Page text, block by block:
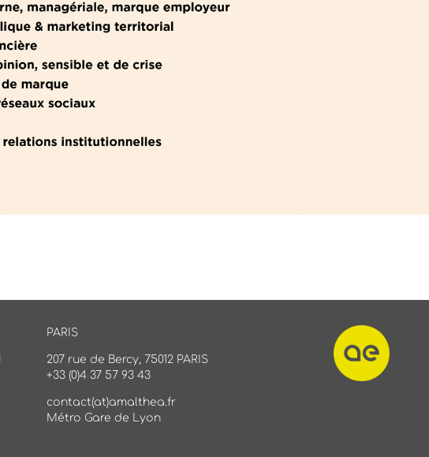
PARIS
207 rue de Bercy, 75012 PARIS
+33 (0)4 37 57 93 43
contact(at)amalthea.fr
Métro Gare de Lyon